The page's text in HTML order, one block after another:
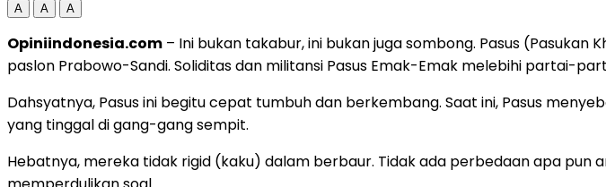
A A A
Opiniindonesia.com – Ini bukan takabur, ini bukan juga sombong. Pasus
paslon Prabowo-Sandi. Soliditas dan militansi Pasus Emak-Emak melebihi partai-
Dahsyatnya, Pasus ini begitu cepat tumbuh dan berkembang. Saat ini, Pasus
yang tinggal di gang-gang sempit.
Hebatnya, mereka tidak rigid (kaku) dalam berbaur. Tidak ada perbedaan apa